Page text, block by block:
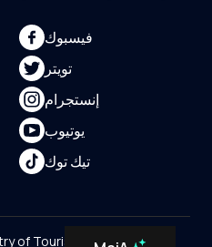
فيسبوك
تويتر
إنستجرام
يوتيوب
تيك توك
of Tourism, Republic of